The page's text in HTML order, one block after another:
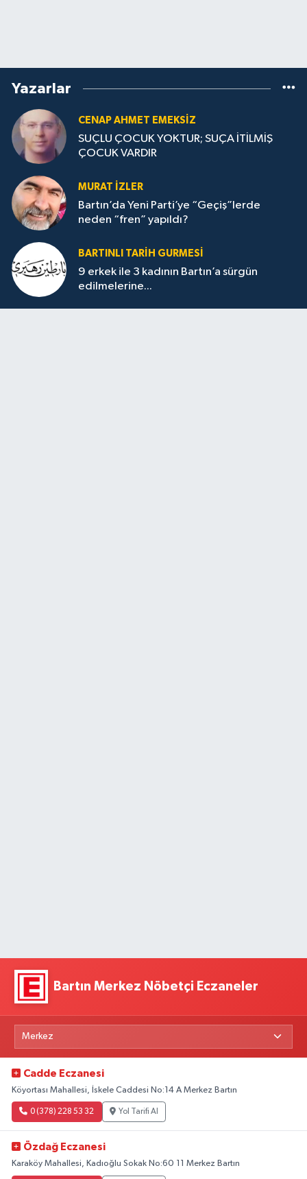
Yazarlar
CENAP AHMET EMEKSİZ
SUÇLU ÇOCUK YOKTUR; SUÇA İTİLMİŞ
ÇOCUK VARDIR
MURAT İZLER
Bartın’da Yeni Parti’ye “Geçiş”lerde
neden “fren” yapıldı?
BARTINLI TARIH GURMESI
9 erkek ile 3 kadının Bartın’a sürgün
edilmelerine...
Bartın Merkez Nöbetçi Eczaneler
Cadde Eczanesi
Köyortası Mahallesi, İskele Caddesi No:14 A Merkez Bartın
0 (378) 228 53 32 Yol Tarifi Al
Özdağ Eczanesi
Karaköy Mahallesi, Kadıoğlu Sokak No:60 11 Merkez Bartın